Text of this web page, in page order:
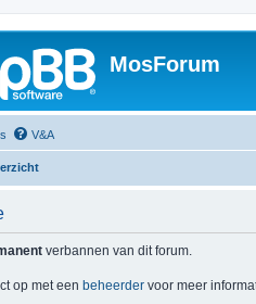
MosForum
V&A
verbannen van dit forum.
op met een beheerder voor meer